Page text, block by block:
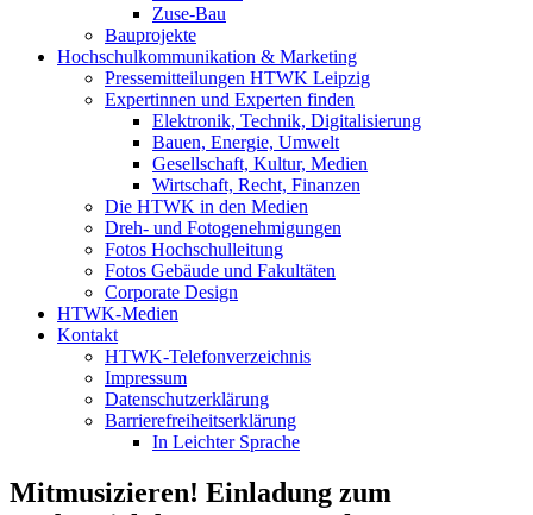
Zuse-Bau
Bauprojekte
Hochschulkommunikation & Marketing
Pressemitteilungen HTWK Leipzig
Expertinnen und Experten finden
Elektronik, Technik, Digitalisierung
Bauen, Energie, Umwelt
Gesellschaft, Kultur, Medien
Wirtschaft, Recht, Finanzen
Die HTWK in den Medien
Dreh- und Fotogenehmigungen
Fotos Hochschulleitung
Fotos Gebäude und Fakultäten
Corporate Design
HTWK-Medien
Kontakt
HTWK-Telefonverzeichnis
Impressum
Datenschutzerklärung
Barrierefreiheitserklärung
In Leichter Sprache
Mitmusizieren! Einladung zum